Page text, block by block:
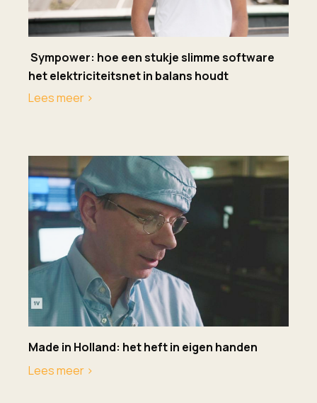
Sympower: hoe een stukje slimme software
het elektriciteitsnet in balans houdt
Lees meer >
Made in Holland: het heft in eigen handen
Lees meer >